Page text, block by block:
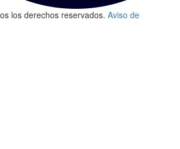
los derechos reservados. Aviso de